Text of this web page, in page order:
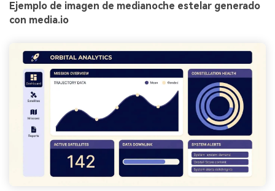
Ejemplo de imagen de medianoche estelar generado
con media.io